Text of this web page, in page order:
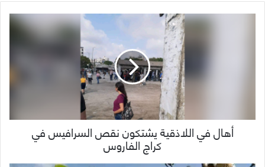
أهال في اللاذقية يشتكون نقص السرافيس في
كراج الفاروس